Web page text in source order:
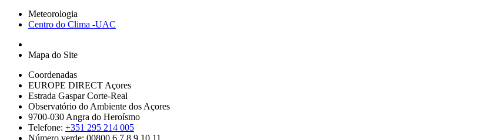
Meteorologia
Centro do Clima -UAC
Mapa do Site
Coordenadas
EUROPE DIRECT Açores
Estrada Gaspar Corte-Real
Observatório do Ambiente dos Açores
9700-030 Angra do Heroísmo
Telefone: +351 295 214 005